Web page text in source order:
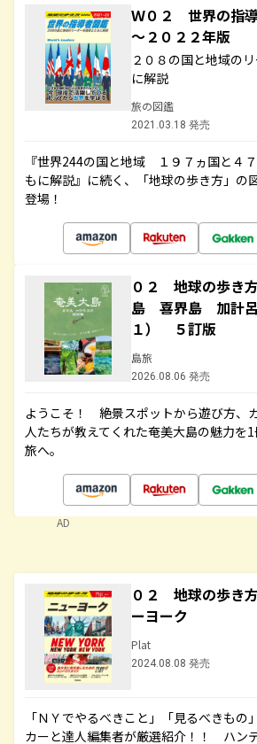
Ｗ０２ 世界の指
～２０２２年版
２０８の国と地域の
に解説
旅の図鑑
2021.03.18 発売
『世界244の国と地域 １９７ヵ国と４
もに解説』に続く、「地球の歩き方」の
登場！
０２ 地球の歩
島 喜界島 加計呂
１） ５訂版
島旅
2026.08.06 発売
ようこそ！ 絶景スポットから遊び方、
人たちが教えてくれた奄美大島の魅力を
旅へ。
AD
０２ 地球の歩き
ーヨーク
Plat
2024.08.08 発売
「ＮＹでやるべきこと」「見るべきもの
カーと達人編集者が厳選紹介！！ ハンデ